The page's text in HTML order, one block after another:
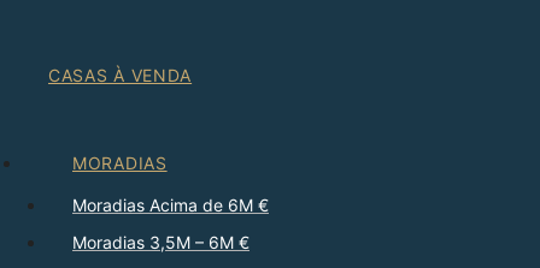
CASAS À VENDA
MORADIAS
Moradias Acima de 6M €
Moradias 3,5M – 6M €